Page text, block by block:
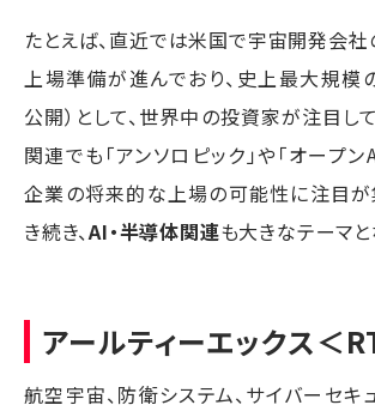
たとえば、直近では米国で宇宙開発会社
上場準備が進んでおり、史上最大規模
公開）として、世界中の投資家が注目し
関連でも「アンソロピック」や「オープ
企業の将来的な上場の可能性に注目が
き続き、AI・半導体関連も大きなテーマと
アールティーエックス＜
航空宇宙、防衛システム、サイバーセキ